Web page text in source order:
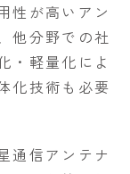
性が高いアン
他分野での社
・軽量化によ
化技術も必要
通信アンテナ